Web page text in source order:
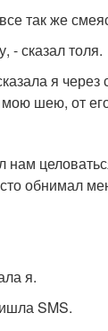
так же
- сказал толя.
я
шею, от
обнимал
я.
SMS.